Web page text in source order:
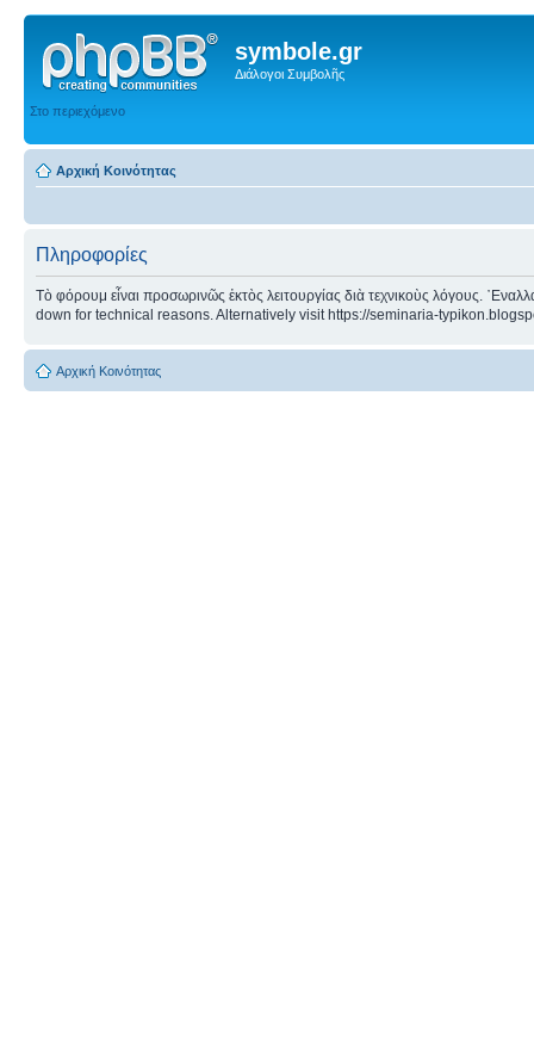
symbole.gr
Διάλογοι Συμβολῆς
Στο περιεχόμενο
Αρχική Κοινότητας
Πληροφορίες
Τὸ φόρουμ εἶναι προσωρινῶς ἐκτὸς λειτουργίας διὰ τεχνικοὺς λόγους.
down for technical reasons. Alternatively visit https://seminaria-
Αρχική Κοινότητας